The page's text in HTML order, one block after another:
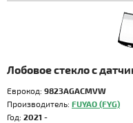
Лобовое стекло с
Еврокод: 9823AGACMVW
Производитель: FUYAO (FYG)
Год: 2021 -